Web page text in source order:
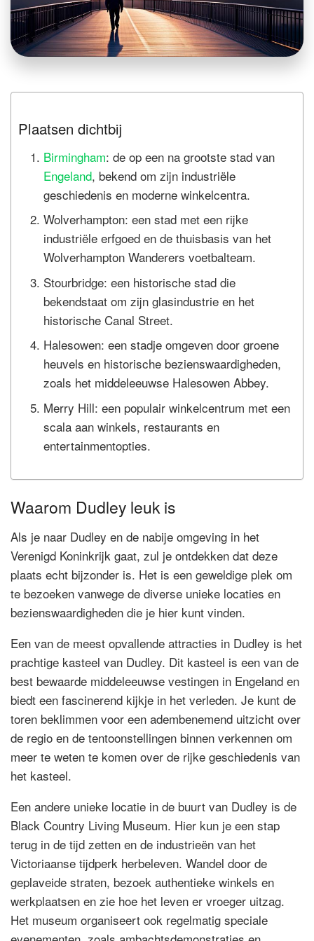
Plaatsen dichtbij
Birmingham: de op een na grootste stad van
Engeland, bekend om zijn industriële
geschiedenis en moderne winkelcentra.
Wolverhampton: een stad met een rijke
industriële erfgoed en de thuisbasis van het
Wolverhampton Wanderers voetbalteam.
Stourbridge: een historische stad die
bekendstaat om zijn glasindustrie en het
historische Canal Street.
Halesowen: een stadje omgeven door groene
heuvels en historische bezienswaardigheden,
zoals het middeleeuwse Halesowen Abbey.
Merry Hill: een populair winkelcentrum met een
scala aan winkels, restaurants en
entertainmentopties.
Waarom Dudley leuk is
Als je naar Dudley en de nabije omgeving in het
Verenigd Koninkrijk gaat, zul je ontdekken dat deze
plaats echt bijzonder is. Het is een geweldige plek om
te bezoeken vanwege de diverse unieke locaties en
bezienswaardigheden die je hier kunt vinden.
Een van de meest opvallende attracties in Dudley is het
prachtige kasteel van Dudley. Dit kasteel is een van de
best bewaarde middeleeuwse vestingen in Engeland en
biedt een fascinerend kijkje in het verleden. Je kunt de
toren beklimmen voor een adembenemend uitzicht over
de regio en de tentoonstellingen binnen verkennen om
meer te weten te komen over de rijke geschiedenis van
het kasteel.
Een andere unieke locatie in de buurt van Dudley is de
Black Country Living Museum. Hier kun je een stap
terug in de tijd zetten en de industrieën van het
Victoriaanse tijdperk herbeleven. Wandel door de
geplaveide straten, bezoek authentieke winkels en
werkplaatsen en zie hoe het leven er vroeger uitzag.
Het museum organiseert ook regelmatig speciale